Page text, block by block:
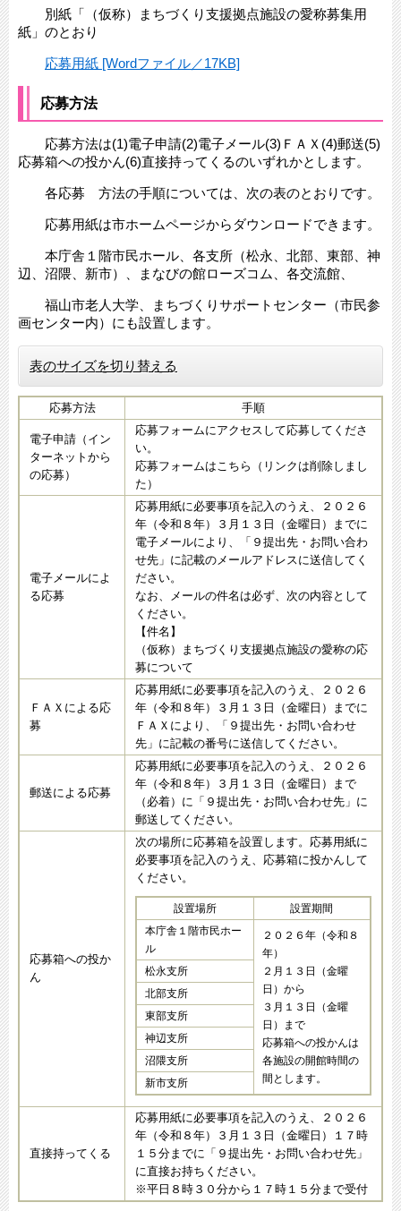
別紙「（仮称）まちづくり支援拠点施設の愛称募集用
紙」のとおり
応募用紙 [Wordファイル／17KB]
応募方法
応募方法は(1)電子申請(2)電子メール(3)ＦＡＸ(4)郵送(5)
応募箱への投かん(6)直接持ってくるのいずれかとします。
各応募 方法の手順については、次の表のとおりです。
応募用紙は市ホームページからダウンロードできます。
本庁舎１階市民ホール、各支所（松永、北部、東部、神
辺、沼隈、新市）、まなびの館ローズコム、各交流館、
福山市老人大学、まちづくりサポートセンター（市民参
画センター内）にも設置します。
表のサイズを切り替える
応募方法 手順
電子申請（イン
ターネットから
の応募）
応募フォームにアクセスして応募してくださ
い。
応募フォームはこちら（リンクは削除しまし
た）
電子メールによ
る応募
応募用紙に必要事項を記入のうえ、２０２６
年（令和８年）３月１３日（金曜日）までに
電子メールにより、「９提出先・お問い合わ
せ先」に記載のメールアドレスに送信してく
ださい。
なお、メールの件名は必ず、次の内容として
ください。
【件名】
（仮称）まちづくり支援拠点施設の愛称の応
募について
ＦＡＸによる応
募
応募用紙に必要事項を記入のうえ、２０２６
年（令和８年）３月１３日（金曜日）までに
ＦＡＸにより、「９提出先・お問い合わせ
先」に記載の番号に送信してください。
郵送による応募
応募用紙に必要事項を記入のうえ、２０２６
年（令和８年）３月１３日（金曜日）まで
（必着）に「９提出先・お問い合わせ先」に
郵送してください。
応募箱への投か
ん
次の場所に応募箱を設置します。応募用紙に
必要事項を記入のうえ、応募箱に投かんして
ください。
設置場所
設置期間
本庁舎１階市民ホー
ル
２０２６年（令和８
年）
２月１３日（金曜
日）から
３月１３日（金曜
日）まで
応募箱への投かんは
各施設の開館時間の
間とします。
松永支所
北部支所
東部支所
神辺支所
沼隈支所
新市支所
直接持ってくる
応募用紙に必要事項を記入のうえ、２０２６
年（令和８年）３月１３日（金曜日）１７時
１５分までに「９提出先・お問い合わせ先」
に直接お持ちください。
※平日８時３０分から１７時１５分まで受付